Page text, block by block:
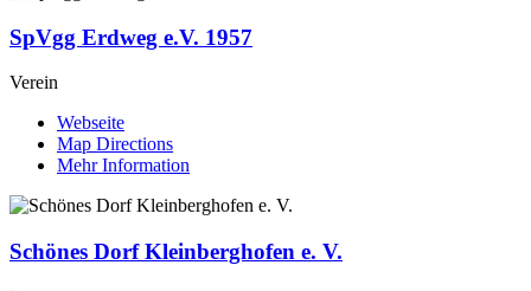
SpVgg Erdweg e.V. 1957
Verein
Webseite
Map Directions
Mehr Information
Schönes Dorf Kleinberghofen e. V.